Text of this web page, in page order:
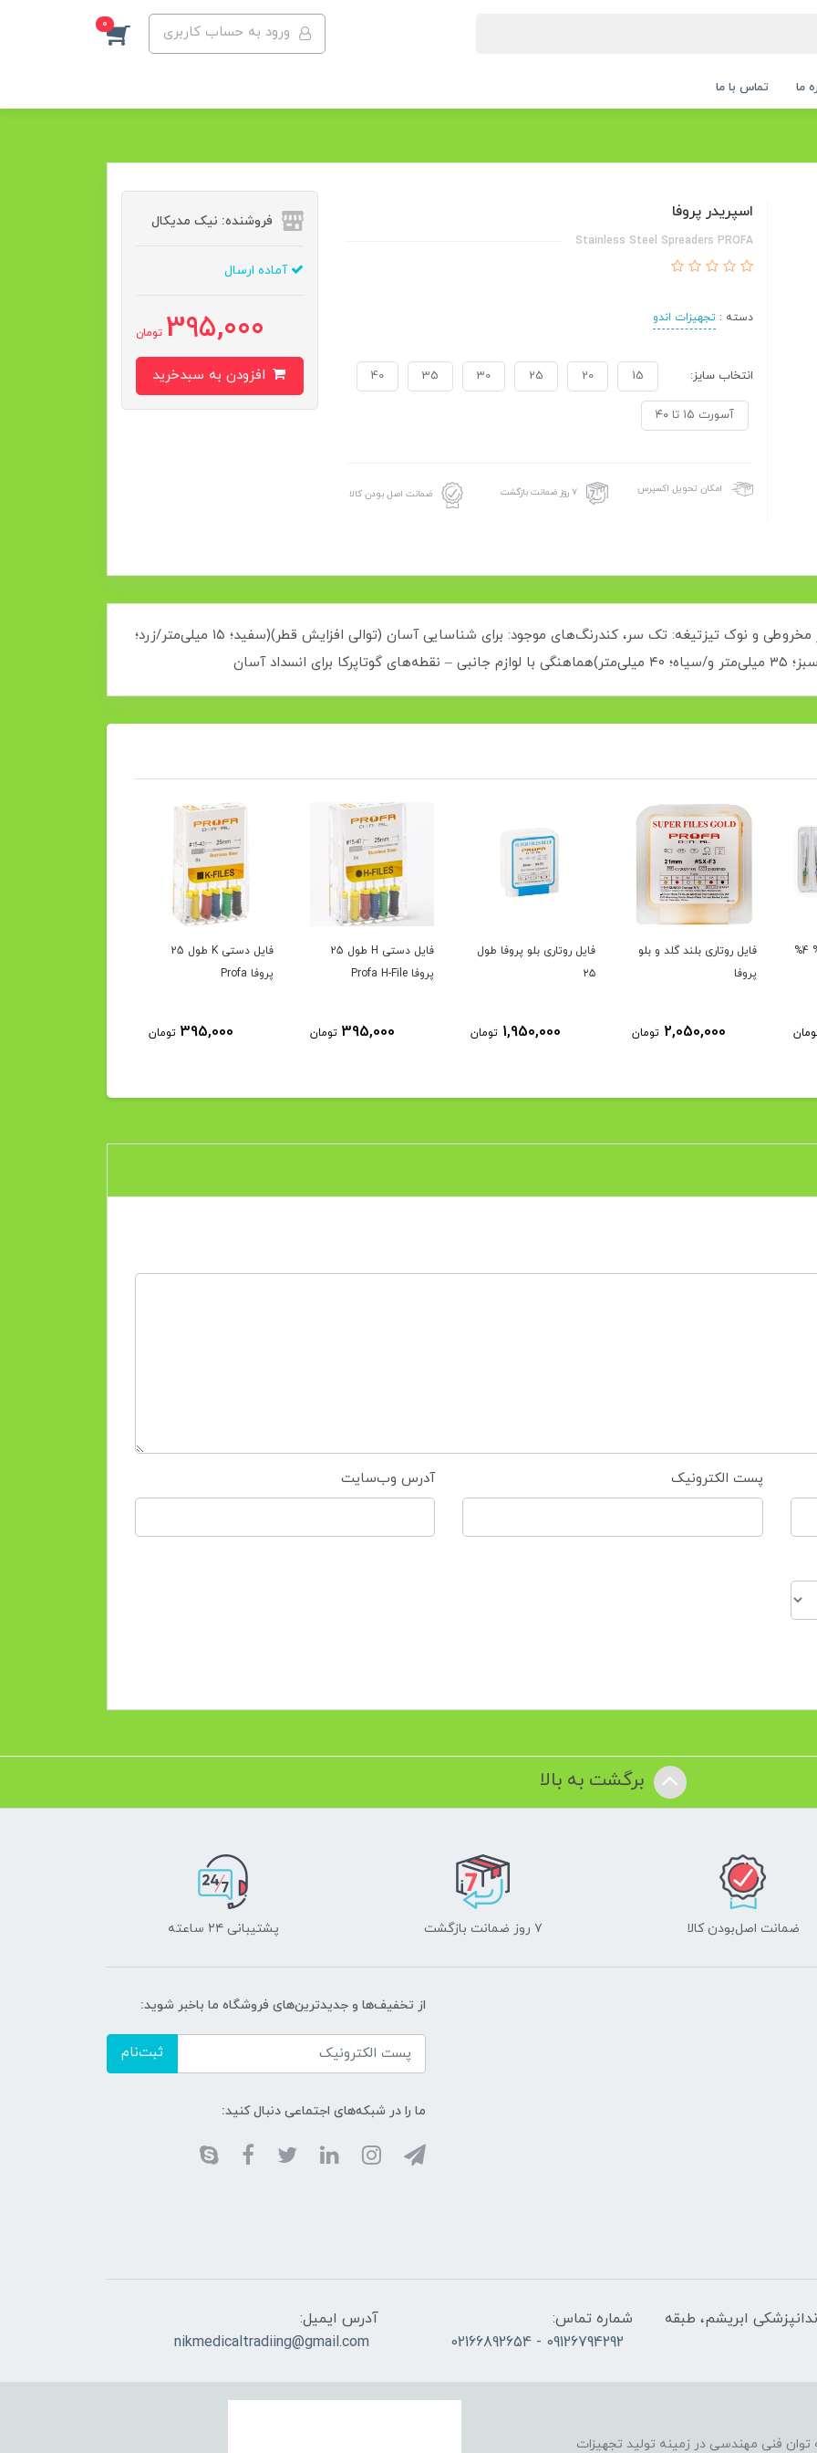
ورود به حساب کاربری 0
ما تماس با ما
اسپریدر پروفا
Stainless Steel Spreaders PROFA
دسته :تجهیزات اندو
انتخاب سایز: 15
20
25
30
35
40
آسورت ۱۵ تا ۴۰
امکان تحویل اکسپرس ۷ روز ضمانت بازگشت ضمانت اصل بودن کالا
فروشنده: نیک مدیکال
آماده ارسال
395,000 تومان
مواد: فولاد ضد زنگ، یا نیکل-تیتانیومقطعات: سر مخروطی و نوک تیزتیغه: تک سر، کندرنگ‌های موجود: برای شناسایی آسان (توالی افزایش قطر)(سفید؛ ۱۵ میلی‌متر/زرد؛
فایل روتاری درصدی 2% 4%
فایل روتاری بلند گلد و بلو
پروفا
2,050,000 تومان
فایل روتاری بلو پروفا طول
۲۵
1,950,000 تومان
فایل دستی H طول 25
پروفا Profa H-File
395,000 تومان
فایل دستی K طول 25
پروفا Profa
395,000 تومان
پست الکترونیک آدرس وب‌سایت
برگشت به بالا
ضمانت اصل‌بودن کالا ۷ روز ضمانت بازگشت پشتیبانی ۲۴ ساعته
از تخفیف‌ها و جدیدترین‌های فروشگاه ما باخبر شوید:
ثبت‌نام
ما را در شبکه‌های اجتماعی دنبال کنید:
ابریشم، طبقه
شماره تماس:
09126794292 - 02166892654
آدرس ایمیل:
nikmedicaltradiing@gmail.com
نیک آزادی در سال 1393 با پشتوانه توان فنی مهندسی در زمینه تولید تجهیزات